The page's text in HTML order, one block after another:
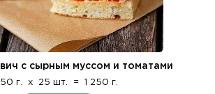
с сырным муссом и томатами
50 г. x 25 шт. = 1 250 г.